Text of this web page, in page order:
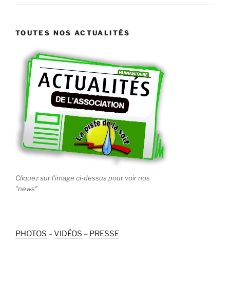
TOUTES NOS ACTUALITÉS
Cliquez sur l'image ci-dessus pour voir nos
"news"
PHOTOS –VIDÉOS – PRESSE